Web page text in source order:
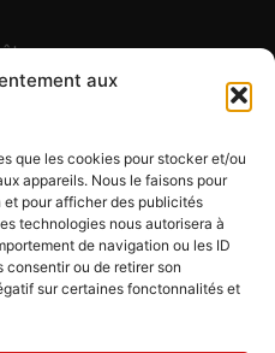
aux
que les cookies pour stocker et/ou
appareils. Nous le faisons pour
et pour afficher des publicités
technologies nous autorisera à
de navigation ou les ID
consentir ou de retirer son
sur certaines fonctonnalités et